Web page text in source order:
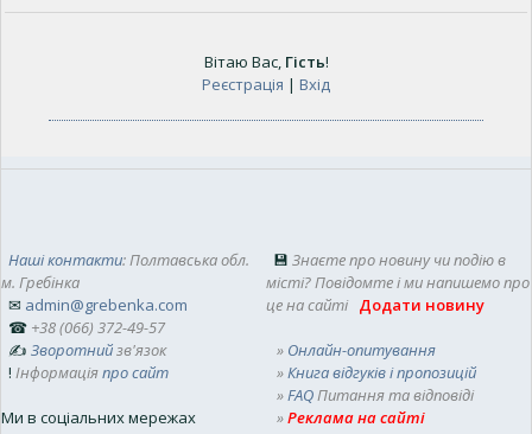
Вітаю Вас, Гість!
Реєстрація | Вхід
Наші контакти: Полтавська обл.
м. Гребінка
✉ admin@grebenka.com
☎ +38 (066) 372-49-57
✍ Зворотнийзв'язок
! Інформаціяпро сайт
Ми в соціальних мережах
💾 Знаєте про новину чи подію в
місті? Повідомте і ми напишемо про
це на сайті Додати новину
» Онлайн-опитування
»Книга відгуків і пропозицій
»FAQПитання та відповіді
»Реклама на сайті